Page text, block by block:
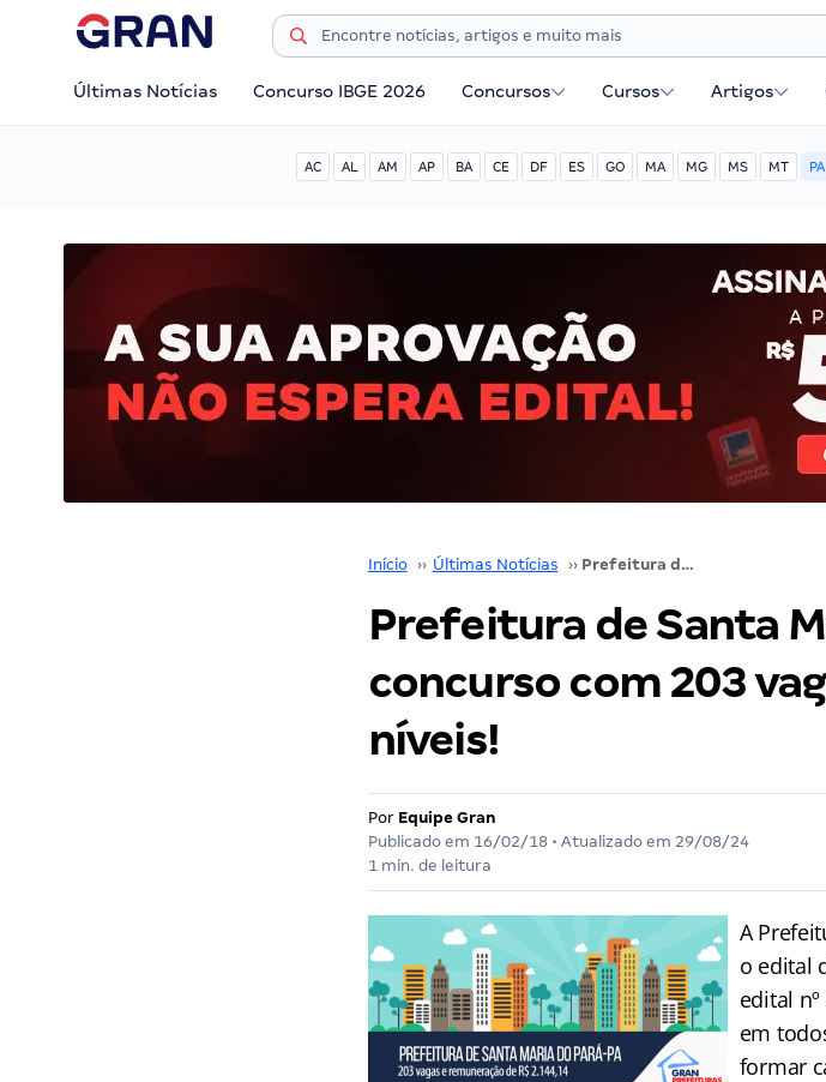
Últimas Notícias Concurso IBGE 2026 Concursos Cursos Artigos
AC AL AM AP BA CE DF ES GO MA MG MS MT PA
Início ›› Últimas Notícias ›› Prefeitura de Santa Maria do Pará lança concurso com 203 vagas em todos os níveis!
Prefeitura de Santa
concurso com 203
níveis!
Por Equipe Gran
Publicado em 16/02/18• Atualizado em 29/08/24
1 min. de leitura
A
o edital
edital
em
formar